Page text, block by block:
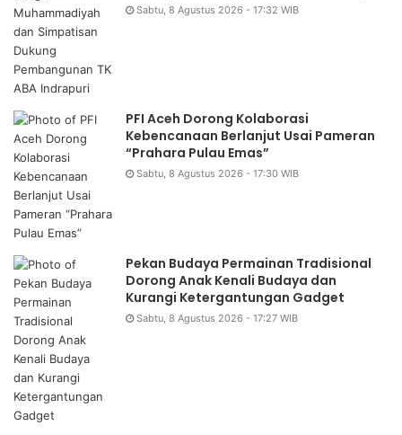
Sabtu, 8 Agustus 2026 - 17:32 WIB
PFI Aceh Dorong Kolaborasi
Kebencanaan Berlanjut Usai Pameran
“Prahara Pulau Emas”
Sabtu, 8 Agustus 2026 - 17:30 WIB
Pekan Budaya Permainan Tradisional
Dorong Anak Kenali Budaya dan
Kurangi Ketergantungan Gadget
Sabtu, 8 Agustus 2026 - 17:27 WIB